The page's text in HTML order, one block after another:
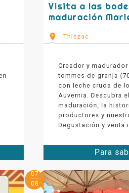
Visita a las
maduración
Thiézac
Creador y
tommes de granja
con leche cruda de
Auvernia. Descubra
maduración, la
productores y
Degustación y venta
Para
07
08